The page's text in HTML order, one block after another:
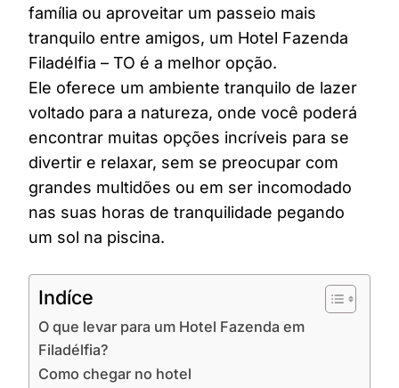
família ou aproveitar um passeio mais
tranquilo entre amigos, um Hotel Fazenda
Filadélfia – TO é a melhor opção.
Ele oferece um ambiente tranquilo de lazer
voltado para a natureza, onde você poderá
encontrar muitas opções incríveis para se
divertir e relaxar, sem se preocupar com
grandes multidões ou em ser incomodado
nas suas horas de tranquilidade pegando
um sol na piscina.
Indíce
O que levar para um Hotel Fazenda em
Filadélfia?
Como chegar no hotel